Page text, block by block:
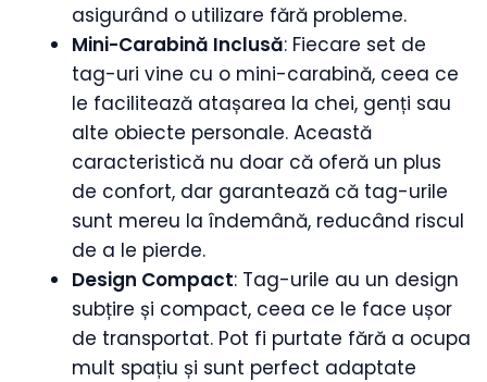
asigurând o utilizare fără probleme.
Mini-Carabină Inclusă: Fiecare set de
tag-uri vine cu o mini-carabină, ceea ce
le facilitează atașarea la chei, genți sau
alte obiecte personale. Această
caracteristică nu doar că oferă un plus
de confort, dar garantează că tag-urile
sunt mereu la îndemână, reducând riscul
de a le pierde.
Design Compact: Tag-urile au un design
subțire și compact, ceea ce le face ușor
de transportat. Pot fi purtate fără a ocupa
mult spațiu și sunt perfect adaptate